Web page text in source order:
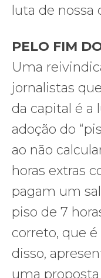
luta de nossa
PELO FIM
Uma
jornalistas
da capital é a
adoção do
ao não
horas extras
pagam um
piso de 7
correto, que é
disso,
uma proposta